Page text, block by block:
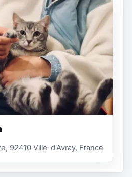
92410 Ville-d'Avray, France